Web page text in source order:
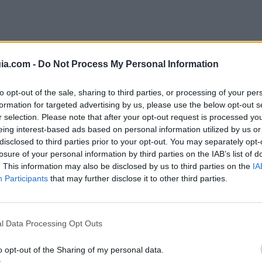
- Do Not Process My Personal Information
opt-out of the sale, sharing to third parties, or processing of your
for targeted advertising by us, please use the below opt-out
selection. Please note that after your opt-out request is processed
interest-based ads based on personal information utilized by us
to third parties prior to your opt-out. You may separately
of your personal information by third parties on the IAB’s list of
This information may also be disclosed by us to third parties on the
Participants that may further disclose it to other third parties.
Data Processing Opt Outs
opt-out of the Sharing of my personal data.
Plan Primera
de
surge de la preocupación institucional por
a pesar del importante volumen de
Málaga, jóvenes menores de 30 años recién
malagueños obtienenacceso a una